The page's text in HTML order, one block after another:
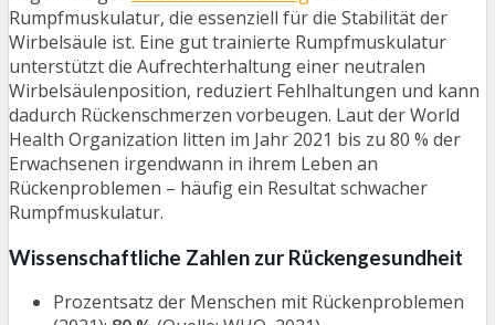
Rumpfmuskulatur, die essenziell für die Stabilität der
Wirbelsäule ist. Eine gut trainierte Rumpfmuskulatur
unterstützt die Aufrechterhaltung einer neutralen
Wirbelsäulenposition, reduziert Fehlhaltungen und kann
dadurch Rückenschmerzen vorbeugen. Laut der World
Health Organization litten im Jahr 2021 bis zu 80 % der
Erwachsenen irgendwann in ihrem Leben an
Rückenproblemen – häufig ein Resultat schwacher
Rumpfmuskulatur.
Wissenschaftliche Zahlen zur Rückengesundheit
Prozentsatz der Menschen mit Rückenproblemen